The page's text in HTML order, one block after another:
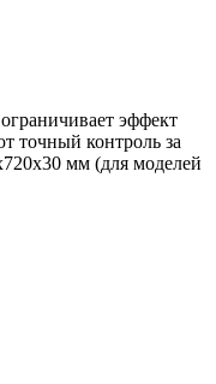
эффект
точный контроль за
мм (для моделей